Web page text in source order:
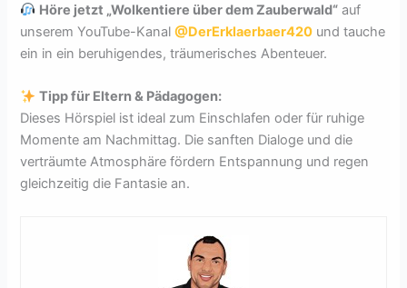
Höre jetzt „Wolkentiere über dem Zauberwald“ auf
unserem YouTube-Kanal @DerErklaerbaer420 und tauche
ein in ein beruhigendes, träumerisches Abenteuer.
Tipp für Eltern & Pädagogen:
Dieses Hörspiel ist ideal zum Einschlafen oder für ruhige
Momente am Nachmittag. Die sanften Dialoge und die
verträumte Atmosphäre fördern Entspannung und regen
gleichzeitig die Fantasie an.